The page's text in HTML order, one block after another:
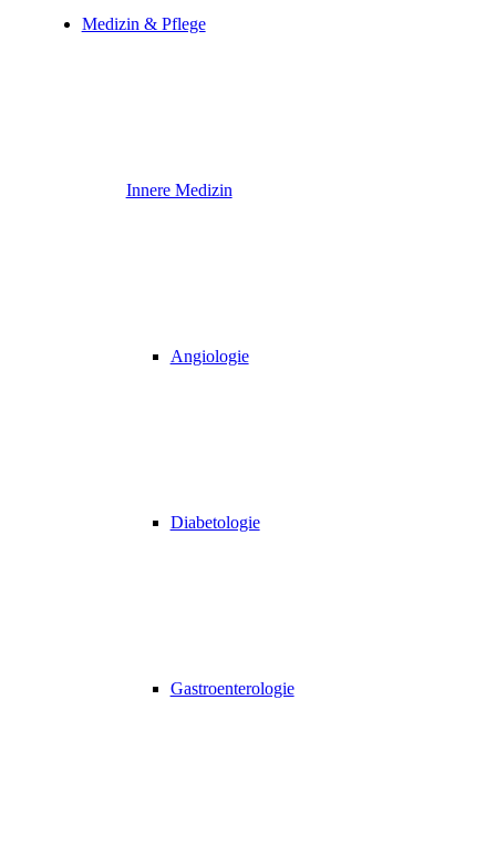
Medizin & Pflege
Innere Medizin
Angiologie
Diabetologie
Gastroenterologie